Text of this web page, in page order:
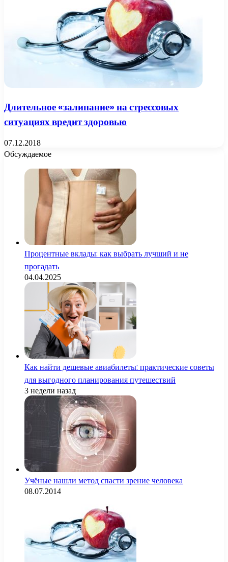
Длительное «залипание» на стрессовых
ситуациях вредит здоровью
07.12.2018
Обсуждаемое
Процентные вклады: как выбрать лучший и не
прогадать
04.04.2025
Как найти дешевые авиабилеты: практические советы
для выгодного планирования путешествий
3 недели назад
Учёные нашли метод спасти зрение человека
08.07.2014